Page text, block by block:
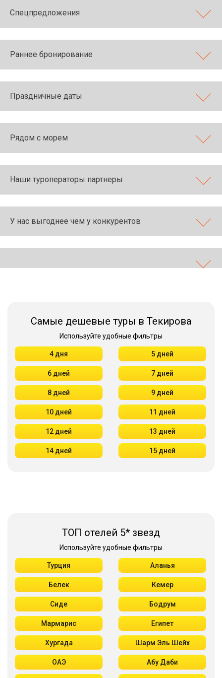
Спецпредложения
Раннее бронирование
Праздничные даты
Рядом с морем
Наши туроператоры партнеры
У нас выгоднее чем у конкурентов
Самые дешевые туры в Текирова
Используйте удобные фильтры
4 дня 5 дней
6 дней 7 дней
8 дней 9 дней
10 дней 11 дней
12 дней 13 дней
14 дней 15 дней
ТОП отелей 5* звезд
Используйте удобные фильтры
Турция Аланья
Белек Кемер
Сиде Бодрум
Мармарис Египет
Хургада Шарм Эль Шейх
ОАЭ Абу Даби